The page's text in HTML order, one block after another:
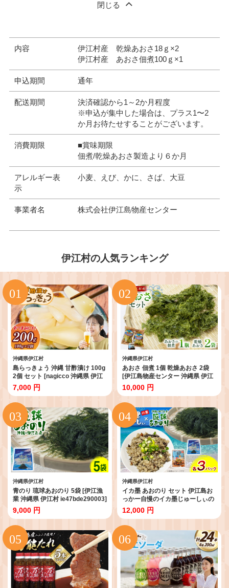
閉じる
内容
伊江村産 乾燥あおさ18ｇ×2
伊江村産 あおさ佃煮100ｇ×1
申込期間 通年
配送期間
決済確認から1～2か月程度
※申込が集中した場合は、プラス1〜2
か月お待たせすることがございます。
消費期限
■賞味期限
佃煮/乾燥あおさ製造より６か月
アレルギー表
示
小麦、えび、かに、さば、大豆
事業者名 株式会社伊江島物産センター
伊江村の人気ランキング
沖縄県伊江村
島らっきょう 沖縄 甘酢漬け 100g
2個 セット [nagicco 沖縄県 伊江
村 ie47bde420011] らっきょう お
つまみ 伊江島
7,000 円
沖縄県伊江村
あおさ 佃煮 1個 乾燥あおさ 2袋
[伊江島物産センター 沖縄県 伊江
村 ie47bde210010] 海の香り 風味
豊か 天然の旨み ヘルシーおかず
ご飯のおとも 海藻
10,000 円
沖縄県伊江村
青のり 琉球あおのり 5袋 [伊江漁
業 沖縄県 伊江村 ie47bde290003]
あおのり 海産物 お好み焼き 国産
自然 料理 焼きそば
9,000 円
沖縄県伊江村
イカ墨 あおのり セット 伊江島お
っかー自慢のイカ墨じゅーしぃの
素 180g 3パック 琉球あおのり 4g
3パック [伊江漁業 沖縄県 伊江村
ie47bde290002] 青のり イカスミ
じゅーしぃ 沖縄郷土料理 炊き込
みご飯
12,000 円